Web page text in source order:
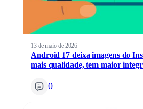
13 de maio de 2026
Android 17 deixa imagens do
mais qualidade, tem maior
0